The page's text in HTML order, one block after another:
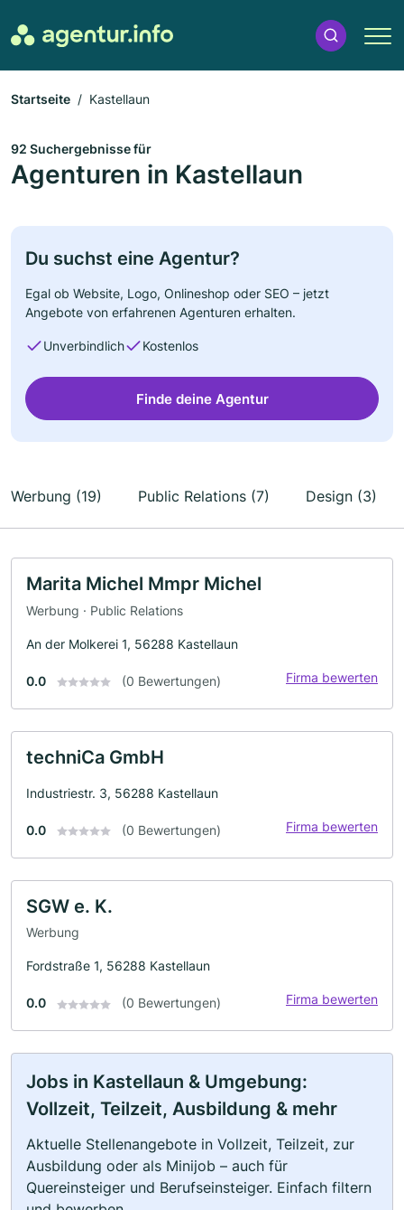
Startseite Kastellaun
92 Suchergebnisse für
Agenturen in Kastellaun
Du suchst eine Agentur?
Egal ob Website, Logo, Onlineshop oder SEO – jetzt
Angebote von erfahrenen Agenturen erhalten.
Unverbindlich Kostenlos
Finde deine Agentur
Werbung (19) Public Relations (7) Design (3)
Marita Michel Mmpr Michel
Werbung · Public Relations
An der Molkerei 1, 56288 Kastellaun
0.0 (0 Bewertungen) Firma bewerten
techniCa GmbH
Industriestr. 3, 56288 Kastellaun
0.0 (0 Bewertungen) Firma bewerten
SGW e. K.
Werbung
Fordstraße 1, 56288 Kastellaun
0.0 (0 Bewertungen) Firma bewerten
Jobs in Kastellaun & Umgebung:
Vollzeit, Teilzeit, Ausbildung & mehr
Aktuelle Stellenangebote in Vollzeit, Teilzeit, zur
Ausbildung oder als Minijob – auch für
Quereinsteiger und Berufseinsteiger. Einfach filtern